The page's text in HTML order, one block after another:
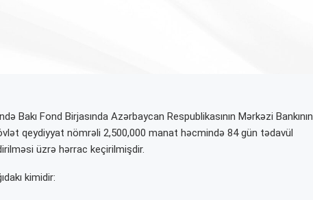
Bakı Fond Birjasında Azərbaycan Respublikasının Mərkəzi Bankının
qeydiyyat nömrəli 2,500,000 manat həcmində 84 gün tədavül
üzrə hərrac keçirilmişdir.
kimidir: